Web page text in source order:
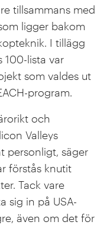
tillsammans med
ligger bakom
I tillägg
100-lista var
som valdes ut
program.
och
Valleys
personligt, säger
förstås knutit
Tack vare
sig in på USA-
även om det för